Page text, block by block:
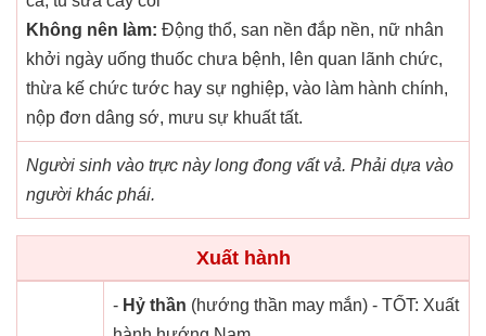
Không nên làm: Động thổ, san nền đắp nền, nữ nhân
khởi ngày uống thuốc chưa bệnh, lên quan lãnh chức,
thừa kế chức tước hay sự nghiệp, vào làm hành chính,
nộp đơn dâng sớ, mưu sự khuất tất.
Người sinh vào trực này long đong vất vả. Phải dựa vào
người khác phái.
Xuất hành
- Hỷ thần (hướng thần may mắn) - TỐT: Xuất